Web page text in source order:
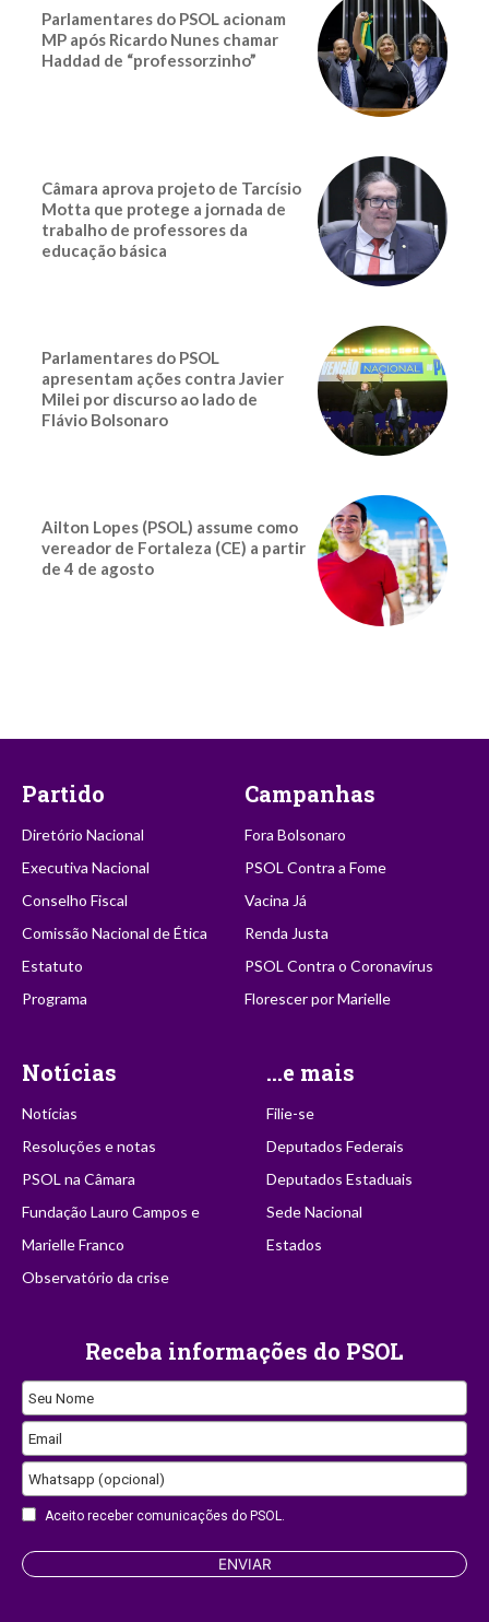
Parlamentares do PSOL acionam
MP após Ricardo Nunes chamar
Haddad de “professorzinho”
Câmara aprova projeto de Tarcísio
Motta que protege a jornada de
trabalho de professores da
educação básica
Parlamentares do PSOL
apresentam ações contra Javier
Milei por discurso ao lado de
Flávio Bolsonaro
Ailton Lopes (PSOL) assume como
vereador de Fortaleza (CE) a partir
de 4 de agosto
Partido
Diretório Nacional
Executiva Nacional
Conselho Fiscal
Comissão Nacional de Ética
Estatuto
Programa
Campanhas
Fora Bolsonaro
PSOL Contra a Fome
Vacina Já
Renda Justa
PSOL Contra o Coronavírus
Florescer por Marielle
Notícias
Notícias
Resoluções e notas
PSOL na Câmara
Fundação Lauro Campos e
Marielle Franco
Observatório da crise
...e mais
Filie-se
Deputados Federais
Deputados Estaduais
Sede Nacional
Estados
Receba informações do PSOL
Seu Nome
Email
Company
Name
Whatsapp (opcional)
Aceito receber comunicações do PSOL.
ENVIAR